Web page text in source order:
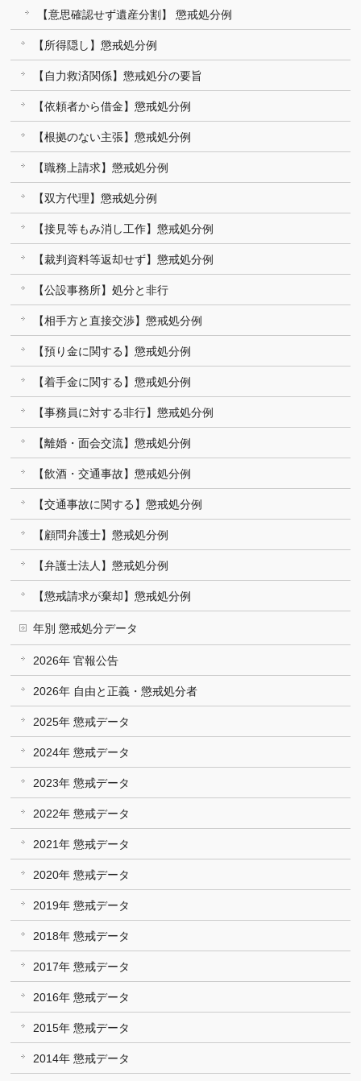
【意思確認せず遺産分割】 懲戒処分例
【所得隠し】懲戒処分例
【自力救済関係】懲戒処分の要旨
【依頼者から借金】懲戒処分例
【根拠のない主張】懲戒処分例
【職務上請求】懲戒処分例
【双方代理】懲戒処分例
【接見等もみ消し工作】懲戒処分例
【裁判資料等返却せず】懲戒処分例
【公設事務所】処分と非行
【相手方と直接交渉】懲戒処分例
【預り金に関する】懲戒処分例
【着手金に関する】懲戒処分例
【事務員に対する非行】懲戒処分例
【離婚・面会交流】懲戒処分例
【飲酒・交通事故】懲戒処分例
【交通事故に関する】懲戒処分例
【顧問弁護士】懲戒処分例
【弁護士法人】懲戒処分例
【懲戒請求が棄却】懲戒処分例
年別 懲戒処分データ
2026年 官報公告
2026年 自由と正義・懲戒処分者
2025年 懲戒データ
2024年 懲戒データ
2023年 懲戒データ
2022年 懲戒データ
2021年 懲戒データ
2020年 懲戒データ
2019年 懲戒データ
2018年 懲戒データ
2017年 懲戒データ
2016年 懲戒データ
2015年 懲戒データ
2014年 懲戒データ